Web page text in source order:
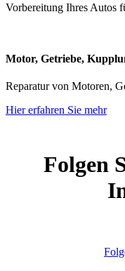
Vorbereitung Ihres Autos
Motor, Getriebe,
Reparatur von Motoren,
Hier erfahren Sie mehr
Folgen